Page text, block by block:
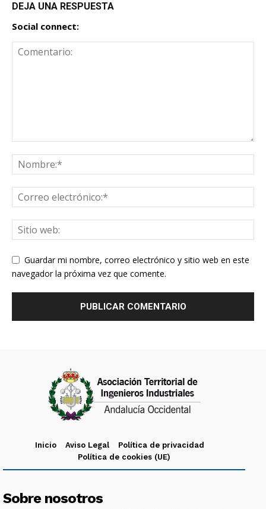
DEJA UNA RESPUESTA
Social connect:
Guardar mi nombre, correo electrónico y sitio web en este
navegador la próxima vez que comente.
Inicio Aviso Legal
Política de privacidad
Política de cookies (UE)
Sobre nosotros